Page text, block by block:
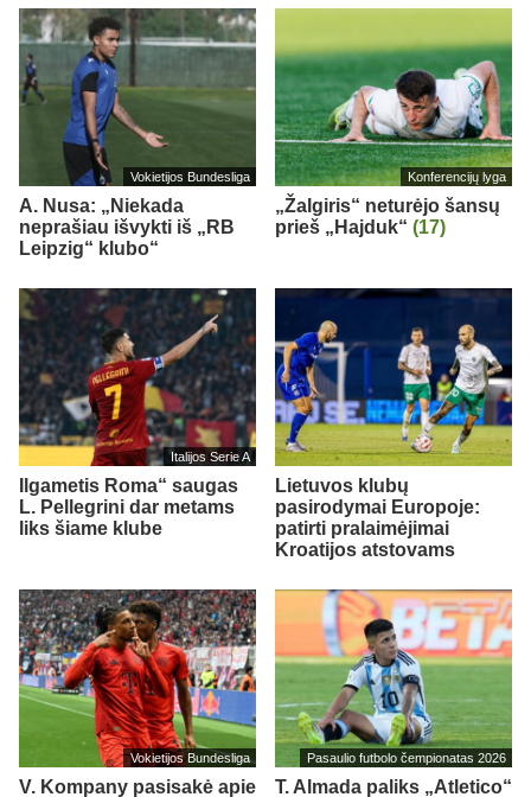
Vokietijos Bundesliga
A. Nusa: „Niekada
neprašiau išvykti iš „RB
Leipzig“ klubo“
Konferencijų lyga
„Žalgiris“ neturėjo šansų
prieš „Hajduk“ (17)
Italijos Serie A
Ilgametis Roma“ saugas
L. Pellegrini dar metams
liks šiame klube
Lietuvos klubų
pasirodymai Europoje:
patirti pralaimėjimai
Kroatijos atstovams
Vokietijos Bundesliga
V. Kompany pasisakė apie
Pasaulio futbolo čempionatas 2026
T. Almada paliks „Atletico“